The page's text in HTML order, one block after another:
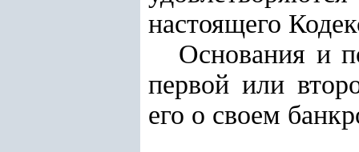
настоящего
Основания и
первой или
его о своем